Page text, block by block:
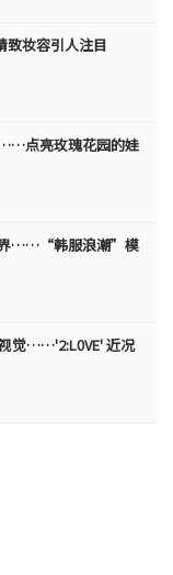
致妆容引人注目
点亮玫瑰花园的娃
界……“韩服浪潮”模
觉……'2:L0VE' 近况